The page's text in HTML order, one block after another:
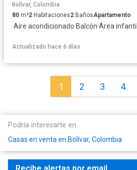
Bolívar, Colombia
80 m²2 Habitaciones2 BañosApartamento
·Aire acondicionado·Balcón·Área infantil
Actualizado hace 6 días
1 2 3 4
Podría interesarte en
Casas en venta en Bolívar, Colombia